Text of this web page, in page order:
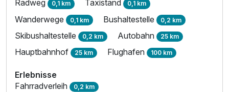
Radweg 0,1 km Taxistand 0,1 km
Wanderwege 0,1 km Bushaltestelle 0,2 km
Skibushaltestelle 0,2 km Autobahn 25 km
Hauptbahnhof 25 km Flughafen 100 km
Erlebnisse
Fahrradverleih 0,2 km